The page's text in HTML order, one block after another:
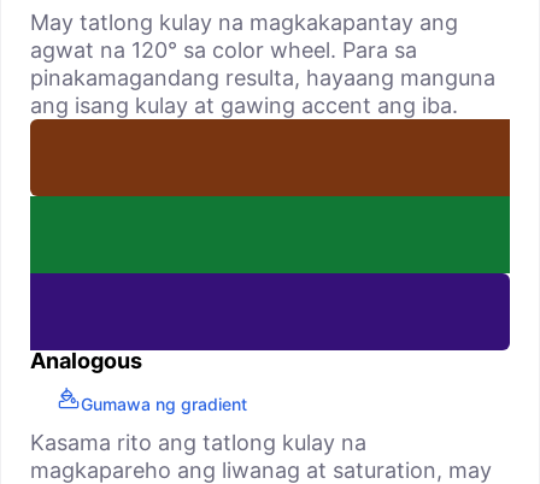
May tatlong kulay na magkakapantay ang
agwat na 120° sa color wheel. Para sa
pinakamagandang resulta, hayaang manguna
ang isang kulay at gawing accent ang iba.
Analogous
Gumawa ng gradient
Kasama rito ang tatlong kulay na
magkapareho ang liwanag at saturation, may